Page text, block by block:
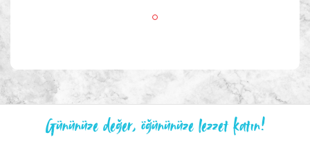
Gününüze değer, öğününüze lezzet katın!